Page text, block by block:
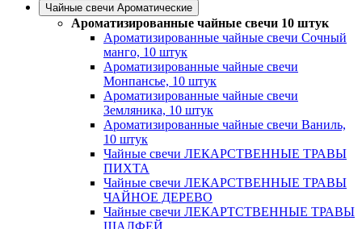
Чайные свечи Ароматические
Ароматизированные чайные свечи 10 штук
Ароматизированные чайные свечи Сочный
манго, 10 штук
Ароматизированные чайные свечи
Монпансье, 10 штук
Ароматизированные чайные свечи
Земляника, 10 штук
Ароматизированные чайные свечи Ваниль,
10 штук
Чайные свечи ЛЕКАРСТВЕННЫЕ ТРАВЫ
ПИХТА
Чайные свечи ЛЕКАРСТВЕННЫЕ ТРАВЫ
ЧАЙНОЕ ДЕРЕВО
Чайные свечи ЛЕКАРТСТВЕННЫЕ ТРАВЫ